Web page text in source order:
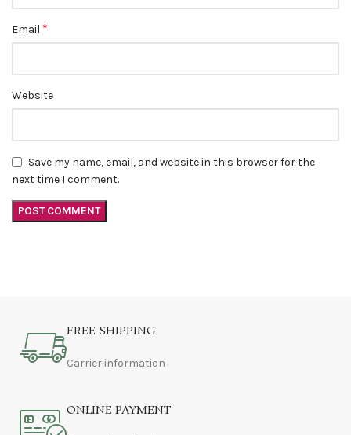
Email *
Website
Save my name, email, and website in this browser for the
next time I comment.
FREE SHIPPING
Carrier information
ONLINE PAYMENT